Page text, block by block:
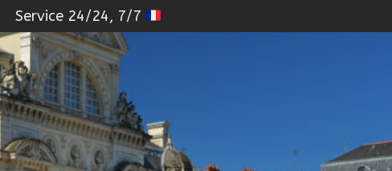
Service 24/24, 7/7